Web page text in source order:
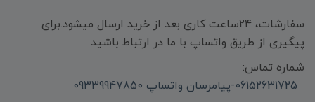
سفارشات، 24ساعت کاری بعد از خرید ارسال میشود.برای
پیگیری از طریق واتساپ با ما در ارتباط باشید
شماره تماس:
06152631725-پیامرسان واتساپ 09339947850